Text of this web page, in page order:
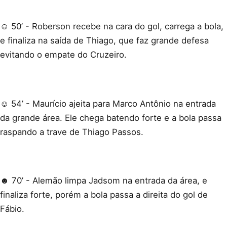
☺ 50’ - Roberson recebe na cara do gol, carrega a bola,
e finaliza na saída de Thiago, que faz grande defesa
evitando o empate do Cruzeiro.
☺ 54’ - Maurício ajeita para Marco Antônio na entrada
da grande área. Ele chega batendo forte e a bola passa
raspando a trave de Thiago Passos.
☻ 70’ - Alemão limpa Jadsom na entrada da área, e
finaliza forte, porém a bola passa a direita do gol de
Fábio.